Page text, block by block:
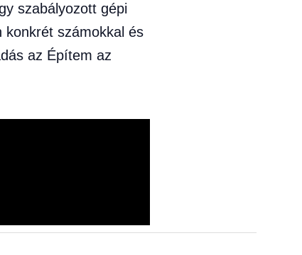
szabályozott gépi
konkrét számokkal és
az Építem az